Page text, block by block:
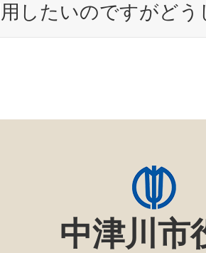
したいのですがど
中津川市